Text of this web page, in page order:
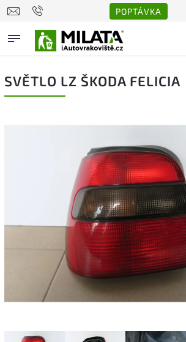
POPTÁVKA
SVĚTLO LZ ŠKODA FELICIA